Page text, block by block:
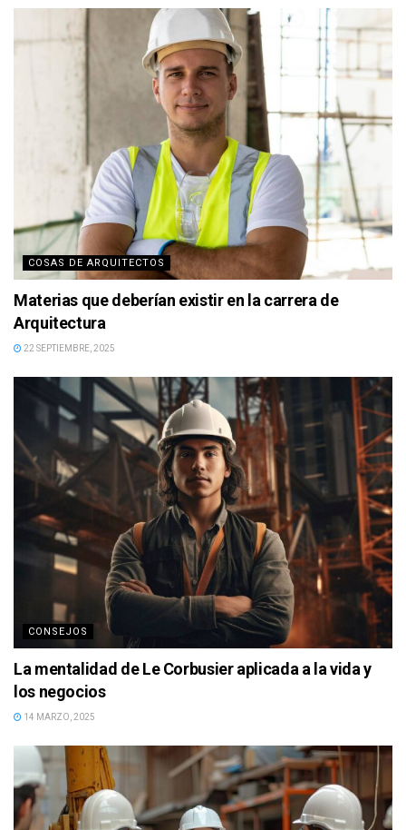
COSAS DE ARQUITECTOS
Materias que deberían existir en la carrera de
Arquitectura
22 SEPTIEMBRE, 2025
CONSEJOS
La mentalidad de Le Corbusier aplicada a la vida y
los negocios
14 MARZO, 2025